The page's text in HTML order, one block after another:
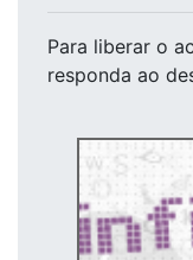
Para liberar o
responda ao